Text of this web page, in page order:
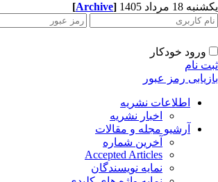
18 مرداد 1405 [Archive]
ورود خودکار
نام
رمز عبور
اطلاعات نشریه
اخبار نشریه
آرشیو مجله و مقالات
آخرین شماره
Accepted Articles
نمایه نویسندگان